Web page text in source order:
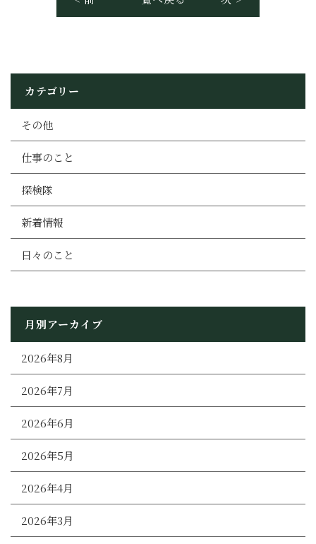
カテゴリー
その他
仕事のこと
探検隊
新着情報
日々のこと
月別アーカイブ
2026年8月
2026年7月
2026年6月
2026年5月
2026年4月
2026年3月